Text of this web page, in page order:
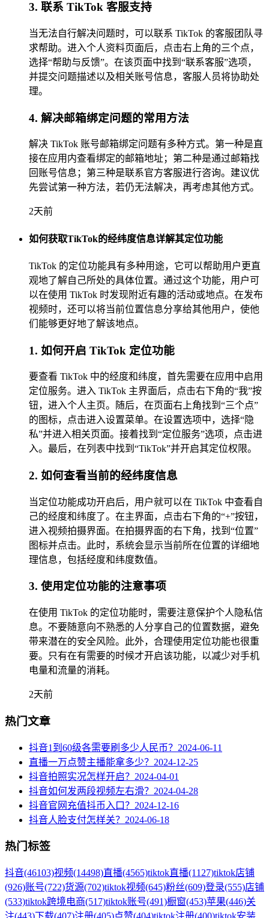
3. 联系 TikTok 客服支持
当无法自行解决问题时，可以联系 TikTok 的客服团队寻
求帮助。进入个人资料页面后，点击右上角的三个点，
选择“帮助与反馈”。在该页面中找到“联系客服”选项，
并提交问题描述以及相关账号信息，客服人员将协助处
理。
4. 解决邮箱绑定问题的常用方法
解决 TikTok 账号邮箱绑定问题有多种方式。第一种是直
接在应用内查看绑定的邮箱地址；第二种是通过邮箱找
回账号信息；第三种是联系官方客服进行咨询。建议优
先尝试第一种方法，若仍无法解决，再考虑其他方式。
2天前
如何获取TikTok的经纬度信息详解其定位功能
TikTok 的定位功能具有多种用途，它可以帮助用户更直
观地了解自己所处的具体位置。通过这个功能，用户可
以在使用 TikTok 时发现附近有趣的活动或地点。在发布
视频时，还可以将当前位置信息分享给其他用户，使他
们能够更好地了解该地点。
1. 如何开启 TikTok 定位功能
要查看 TikTok 中的经度和纬度，首先需要在应用中启用
定位服务。进入 TikTok 主界面后，点击右下角的“我”按
钮，进入个人主页。随后，在页面右上角找到“三个点”
的图标，点击进入设置菜单。在设置选项中，选择“隐
私”并进入相关页面。接着找到“定位服务”选项，点击进
入。最后，在列表中找到“TikTok”并开启其定位权限。
2. 如何查看当前的经纬度信息
当定位功能成功开启后，用户就可以在 TikTok 中查看自
己的经度和纬度了。在主界面，点击右下角的“+”按钮，
进入视频拍摄界面。在拍摄界面的右下角，找到“位置”
图标并点击。此时，系统会显示当前所在位置的详细地
理信息，包括经度和纬度数值。
3. 使用定位功能的注意事项
在使用 TikTok 的定位功能时，需要注意保护个人隐私信
息。不要随意向不熟悉的人分享自己的位置数据，避免
带来潜在的安全风险。此外，合理使用定位功能也很重
要。只有在有需要的时候才开启该功能，以减少对手机
电量和流量的消耗。
2天前
热门文章
抖音1到60级各需要刷多少人民币？ 2024-06-11
直播一万点赞主播能拿多少？ 2024-12-25
抖音拍照实况怎样开启？ 2024-04-01
抖音如何发两段视频左右滑？ 2024-04-28
抖音官网充值抖币入口？ 2024-12-16
抖音人脸支付怎样关？ 2024-06-18
热门标签
抖音(46103)视频(14498)直播(4565)tiktok直播(1127)tiktok店铺
(926)账号(722)货源(702)tiktok视频(645)粉丝(609)登录(555)店铺
(533)tiktok跨境电商(517)tiktok账号(491)橱窗(453)苹果(446)关
注(443)下载(407)注册(405)点赞(404)tiktok注册(400)tiktok安装